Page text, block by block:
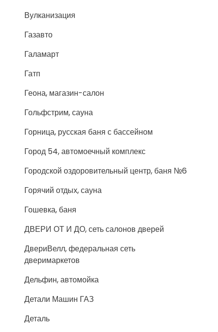
Вулканизация
Газавто
Галамарт
Гатп
Геона, магазин-салон
Гольфстрим, сауна
Горница, русская баня с бассейном
Город 54, автомоечный комплекс
Городской оздоровительный центр, баня №6
Горячий отдых, сауна
Гошевка, баня
ДВЕРИ ОТ И ДО, сеть салонов дверей
ДвериВелл, федеральная сеть
дверимаркетов
Дельфин, автомойка
Детали Машин ГАЗ
Деталь